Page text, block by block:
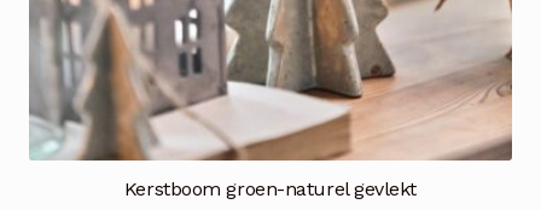
Kerstboom groen-naturel gevlekt